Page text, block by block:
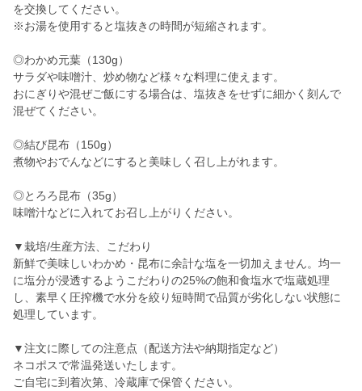
を交換してください。
※お湯を使用すると塩抜きの時間が短縮されます。
◎わかめ元葉（130g）
サラダや味噌汁、炒め物など様々な料理に使えます。
おにぎりや混ぜご飯にする場合は、塩抜きをせずに細かく刻んで
混ぜてください。
◎結び昆布（150g）
煮物やおでんなどにすると美味しく召し上がれます。
◎とろろ昆布（35g）
味噌汁などに入れてお召し上がりください。
▼栽培/生産方法、こだわり
新鮮で美味しいわかめ・昆布に余計な塩を一切加えません。均一
に塩分が浸透するようこだわりの25%の飽和食塩水で塩蔵処理
し、素早く圧搾機で水分を絞り短時間で品質が劣化しない状態に
処理しています。
▼注文に際しての注意点（配送方法や納期指定など）
ネコポスで常温発送いたします。
ご自宅に到着次第、冷蔵庫で保管ください。